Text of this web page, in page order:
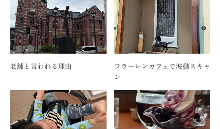
老舗と言われる理由
フラーレンカフェで波動スキャ
ン